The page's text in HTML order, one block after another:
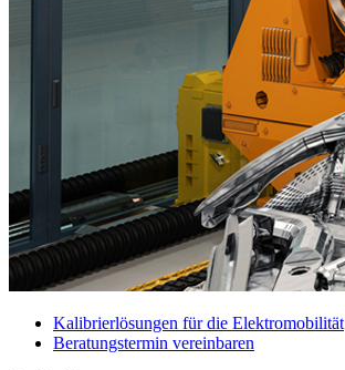
Kalibrierlösungen für die Elektromobilität
Beratungstermin vereinbaren